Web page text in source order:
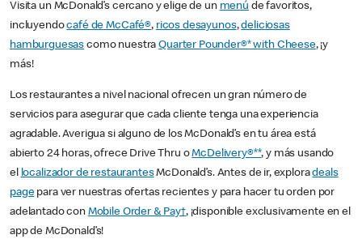
Visita un McDonald’s cercano y elige de un menú de favoritos,
incluyendocafé de McCafé®, ricos desayunos,deliciosas
hamburguesas como nuestraQuarter Pounder®* with Cheese, ¡y
más!
Los restaurantes a nivel nacional ofrecen un gran número de
servicios para asegurar que cada cliente tenga una experiencia
agradable. Averigua si alguno de los McDonald’s en tu área está
abierto 24 horas, ofrece Drive Thru oMcDelivery®**, y más usando
el localizador de restaurantesMcDonald’s. Antes de ir, exploradeals
pagepara ver nuestras ofertas recientes y para hacer tu orden por
adelantado con Mobile Order & Pay†, ¡disponible exclusivamente en el
app de McDonald’s!